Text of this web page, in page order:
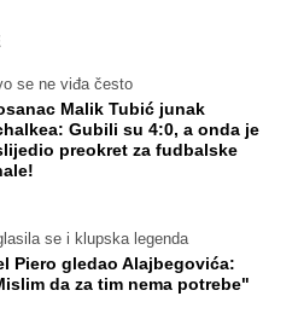
se ne viđa često
Malik Tubić junak
Gubili su 4:0, a onda je
preokret za fudbalske
se i klupska legenda
Piero gledao Alajbegovića:
da za tim nema potrebe"